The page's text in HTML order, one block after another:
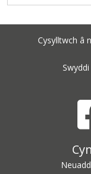
Cysylltwch â
Cyngor Sir